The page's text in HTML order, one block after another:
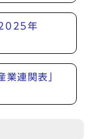
年
連関表」